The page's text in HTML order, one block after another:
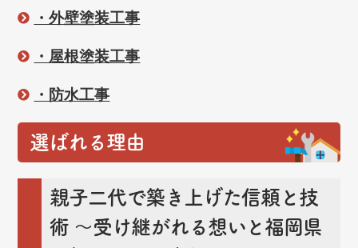
・外壁塗装工事
・屋根塗装工事
・防水工事
選ばれる理由
親子二代で築き上げた信頼と技
術 ～受け継がれる想いと福岡県